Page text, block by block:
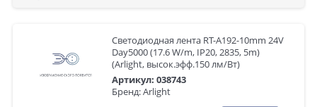
Светодиодная лента RT-A192-10mm 24V
Day5000 (17.6 W/m, IP20, 2835, 5m)
(Arlight, высок.эфф.150 лм/Вт)
Артикул: 038743
Бренд: Arlight